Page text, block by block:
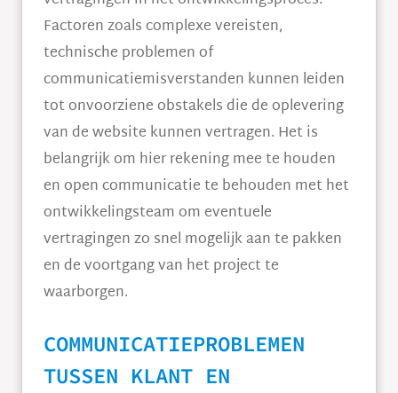
Factoren zoals complexe vereisten,
technische problemen of
communicatiemisverstanden kunnen leiden
tot onvoorziene obstakels die de oplevering
van de website kunnen vertragen. Het is
belangrijk om hier rekening mee te houden
en open communicatie te behouden met het
ontwikkelingsteam om eventuele
vertragingen zo snel mogelijk aan te pakken
en de voortgang van het project te
waarborgen.
COMMUNICATIEPROBLEMEN
TUSSEN KLANT EN